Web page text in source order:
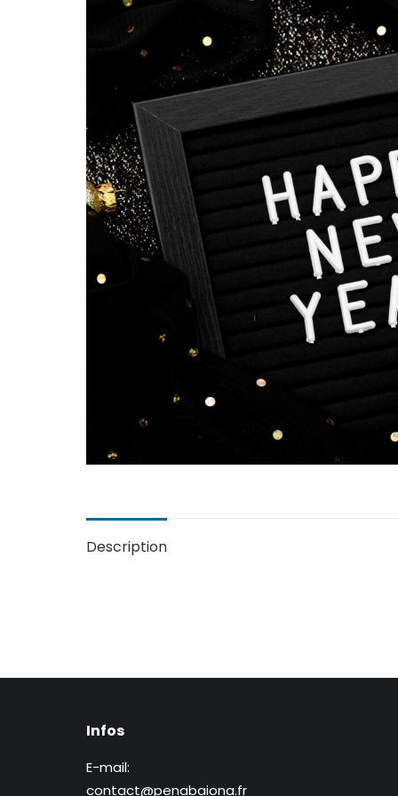
Description
Infos
E-mail:
contact@penabaiona.fr